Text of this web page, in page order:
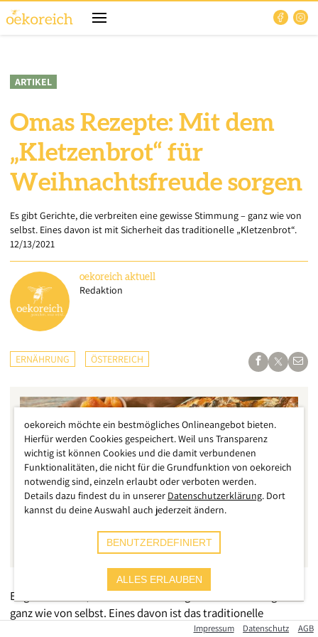
ARTIKEL
Omas Rezepte: Mit dem
„Kletzenbrot“ für
Weihnachtsfreude sorgen
Es gibt Gerichte, die verbreiten eine gewisse Stimmung – ganz wie von
selbst. Eines davon ist mit Sicherheit das traditionelle „Kletzenbrot“.
12/13/2021
oekoreich aktuell
Redaktion
ERNÄHRUNG ÖSTERREICH
Es gibt Gerichte, die verbreiten eine gewisse Stimmung –
ganz wie von selbst. Eines davon ist das traditionelle
„Kletzenbrot“, ein Früchtebrot, wie es am Land in Österreich
Impressum Datenschutz AGB
oekoreich möchte ein bestmögliches Onlineangebot bieten.
Hierfür werden Cookies gespeichert. Weil uns Transparenz
wichtig ist können Cookies und die damit verbundenen
Funktionalitäten, die nicht für die Grundfunktion von oekoreich
notwendig sind, einzeln erlaubt oder verboten werden.
Details dazu findest du in unserer Datenschutzerklärung. Dort
kannst du deine Auswahl auch jederzeit ändern.
BENUTZERDEFINIERT
ALLES ERLAUBEN